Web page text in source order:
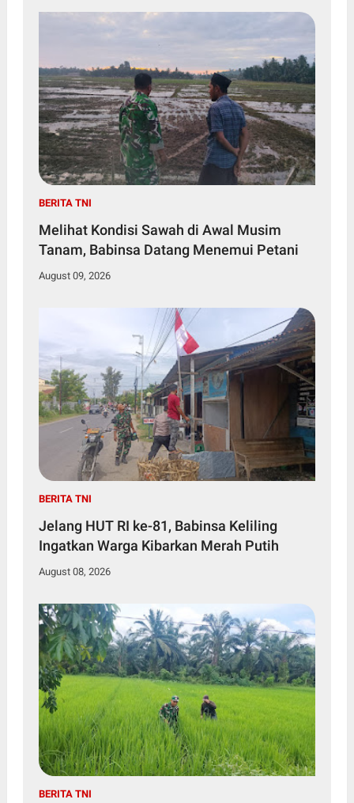
BERITA TNI
Melihat Kondisi Sawah di Awal Musim
Tanam, Babinsa Datang Menemui Petani
August 09, 2026
BERITA TNI
Jelang HUT RI ke-81, Babinsa Keliling
Ingatkan Warga Kibarkan Merah Putih
August 08, 2026
BERITA TNI